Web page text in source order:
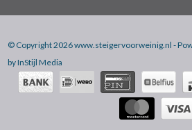
© Copyright 2026 www.steigervoorweinig.nl -
byInStijl Media